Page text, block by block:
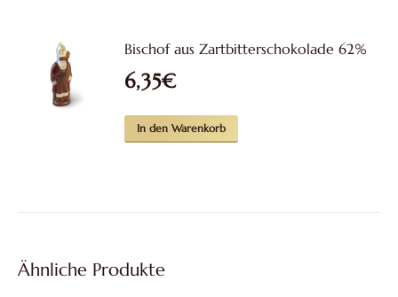
der
Bischof aus Zartbitterschokolade 62%
6,35€
In den Warenkorb
Ähnliche Produkte